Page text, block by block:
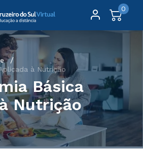
0
à Nutrição
Básica
Nutrição